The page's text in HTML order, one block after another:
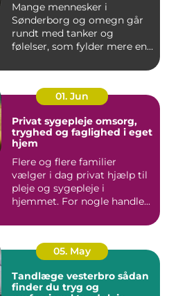
Mange mennesker i
Sønderborg og omegn går
rundt med tanker og
følelser, som fylder mere end
01. Jun
Privat sygepleje omsorg,
tryghed og faglighed i eget
hjem
Flere og flere familier
vælger i dag privat hjælp til
pleje og sygepleje i
hjemmet. For nogle handle...
05. May
Tandlæge vesterbro sådan
finder du tryg og